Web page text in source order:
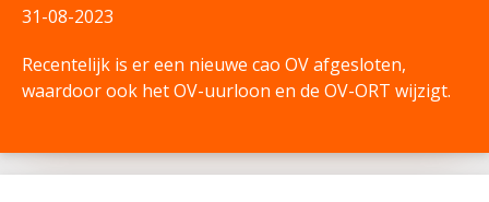
31-08-2023
Recentelijk is er een nieuwe cao OVafgesloten,
waardoor ook het OV-uurloon en de OV-ORT wijzigt.